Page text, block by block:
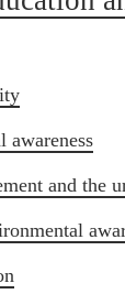
and the